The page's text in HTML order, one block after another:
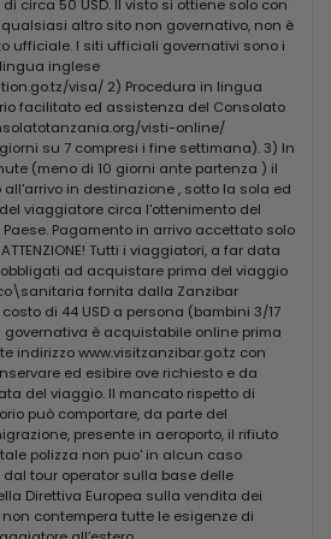
e dispongono di patio esterno o
Spa metterà a vostra disposizione
con servizio a buffet. Lo chef
mediterranea unita ai sapori
portate sempre fresche e
zanzibarina dai sapori
durante il vostro soggiorno.
principale si trova lo “Shisha
un menu à la carte con una
a pagamento. Completa l’offerta
sorseggiare un cocktail di frutta
momento della giornata. Il
All Inclusive e comprende: drink di
cena con servizio a buffet.
al bar dalle 10:30 alle 12:00 Caffè
durante il giorno serviti al bar.
alcoliche locali serviti al
Tè e caffè con pasticcini al
al bar ad orari restabiliti. Un
stuzzichini.
circa 50 USD. Il visto si ottiene solo con
altro sito non governativo, non è
ufficiale. I siti ufficiali governativi sono i
inglese
visa/ 2) Procedura in lingua
facilitato ed assistenza del Consolato
visti-online/
su 7 compresi i fine settimana). 3) In
(meno di 10 giorni ante partenza ) il
in destinazione , sotto la sola ed
viaggiatore circa l'ottenimento del
Pagamento in arrivo accettato solo
Tutti i viaggiatori, a far data
obbligati ad acquistare prima del viaggio
fornita dalla Zanzibar
di 44 USD a persona (bambini 3/17
governativa è acquistabile online prima
indirizzo www.visitzanzibar.go.tz con
ed esibire ove richiesto e da
del viaggio. Il mancato rispetto di
può comportare, da parte del
presente in aeroporto, il rifiuto
tale polizza non puo' in alcun caso
tour operator sulla base delle
Direttiva Europea sulla vendita dei
contempera tutte le esigenze di